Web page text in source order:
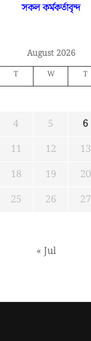
সকল কর্মকর্তাবৃন্দ
August 2026
T W T
4 5 6
11 12 13
18 19 20
25 26 27
« Jul